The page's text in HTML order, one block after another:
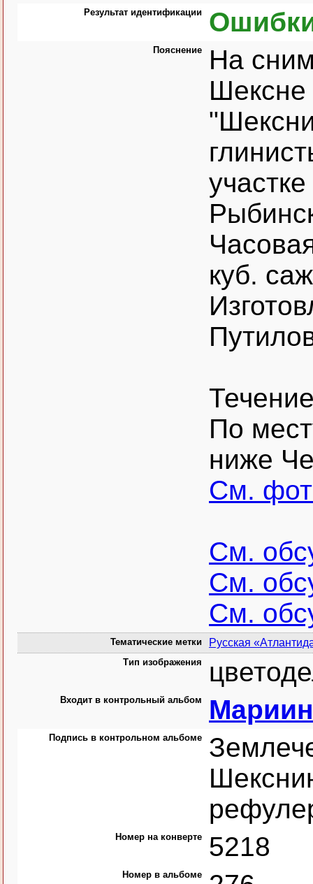
Результат идентификации
Пояснение
На
Шексне
куб.
По
ниже
См.
См.
См.
См.
Тематические метки Русская
Тип изображения
Входит в контрольный альбом
Подпись в контрольном альбоме
Номер на конверте 5218
Номер в альбоме